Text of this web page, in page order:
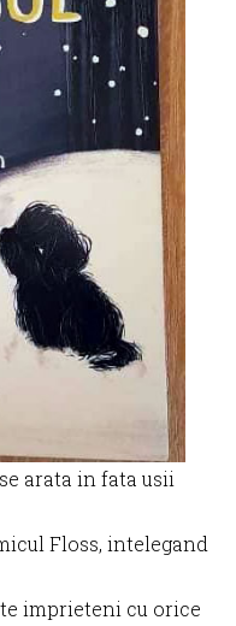
arata in fata usii
Floss, intelegand
imprieteni cu orice